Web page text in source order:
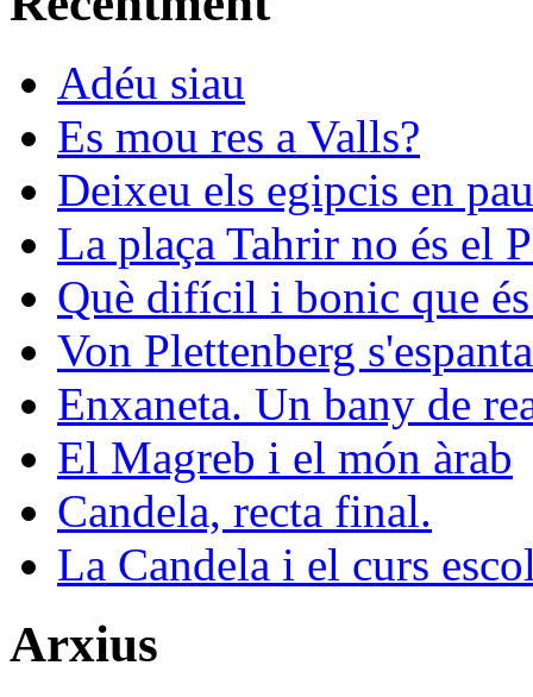
Adéu siau
Es mou res a Valls?
Deixeu els egipcis en
La plaça Tahrir no és el
Què difícil i bonic que és
Von Plettenberg s'espanta
Enxaneta. Un bany de
El Magreb i el món àrab
Candela, recta final.
La Candela i el curs
Arxius